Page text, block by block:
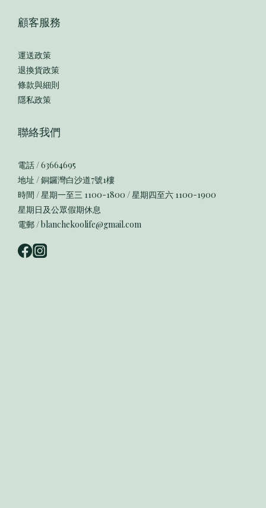
顧客服務
運送政策
退換貨政策
條款與細則
隱私政策
聯絡我們
電話 / 63664695
地址 / 銅鑼灣白沙道7號1樓
時間 / 星期一至三 1100-1800 / 星期四至六 1100-1900
星期日及公眾假期休息
電郵 / blanchekoolife@gmail.com